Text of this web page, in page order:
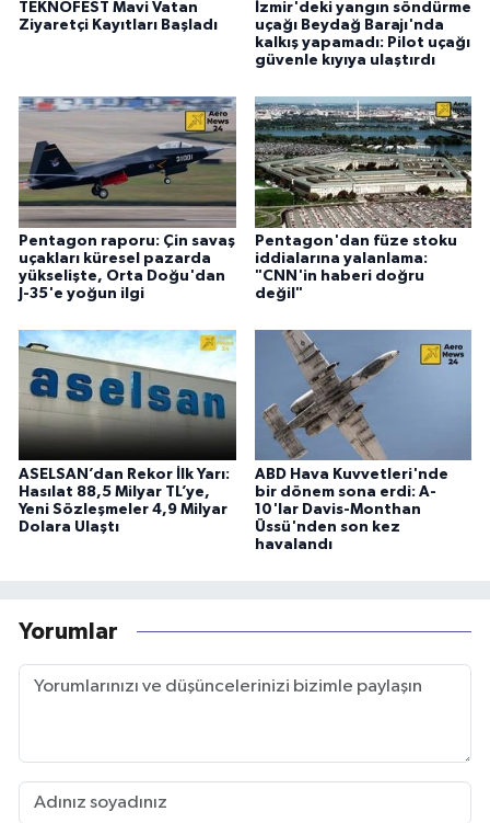
TEKNOFEST Mavi Vatan
Ziyaretçi Kayıtları Başladı
İzmir'deki yangın söndürme
uçağı Beydağ Barajı'nda
kalkış yapamadı: Pilot uçağı
güvenle kıyıya ulaştırdı
Pentagon raporu: Çin savaş
uçakları küresel pazarda
yükselişte, Orta Doğu'dan
J-35'e yoğun ilgi
Pentagon'dan füze stoku
iddialarına yalanlama:
"CNN'in haberi doğru
değil"
ASELSAN’dan Rekor İlk Yarı:
Hasılat 88,5 Milyar TL’ye,
Yeni Sözleşmeler 4,9 Milyar
Dolara Ulaştı
ABD Hava Kuvvetleri'nde
bir dönem sona erdi: A-
10'lar Davis-Monthan
Üssü'nden son kez
havalandı
Yorumlar